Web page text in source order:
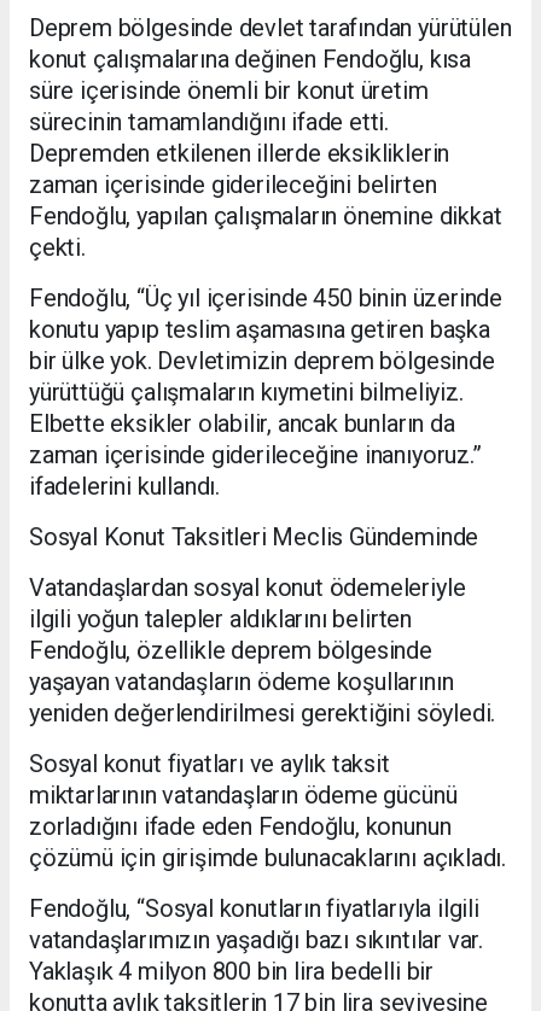
Deprem bölgesinde devlet tarafından yürütülen
konut çalışmalarına değinen Fendoğlu, kısa
süre içerisinde önemli bir konut üretim
sürecinin tamamlandığını ifade etti.
Depremden etkilenen illerde eksikliklerin
zaman içerisinde giderileceğini belirten
Fendoğlu, yapılan çalışmaların önemine dikkat
çekti.
Fendoğlu, “Üç yıl içerisinde 450 binin üzerinde
konutu yapıp teslim aşamasına getiren başka
bir ülke yok. Devletimizin deprem bölgesinde
yürüttüğü çalışmaların kıymetini bilmeliyiz.
Elbette eksikler olabilir, ancak bunların da
zaman içerisinde giderileceğine inanıyoruz.”
ifadelerini kullandı.
Sosyal Konut Taksitleri Meclis Gündeminde
Vatandaşlardan sosyal konut ödemeleriyle
ilgili yoğun talepler aldıklarını belirten
Fendoğlu, özellikle deprem bölgesinde
yaşayan vatandaşların ödeme koşullarının
yeniden değerlendirilmesi gerektiğini söyledi.
Sosyal konut fiyatları ve aylık taksit
miktarlarının vatandaşların ödeme gücünü
zorladığını ifade eden Fendoğlu, konunun
çözümü için girişimde bulunacaklarını açıkladı.
Fendoğlu, “Sosyal konutların fiyatlarıyla ilgili
vatandaşlarımızın yaşadığı bazı sıkıntılar var.
Yaklaşık 4 milyon 800 bin lira bedelli bir
konutta aylık taksitlerin 17 bin lira seviyesine